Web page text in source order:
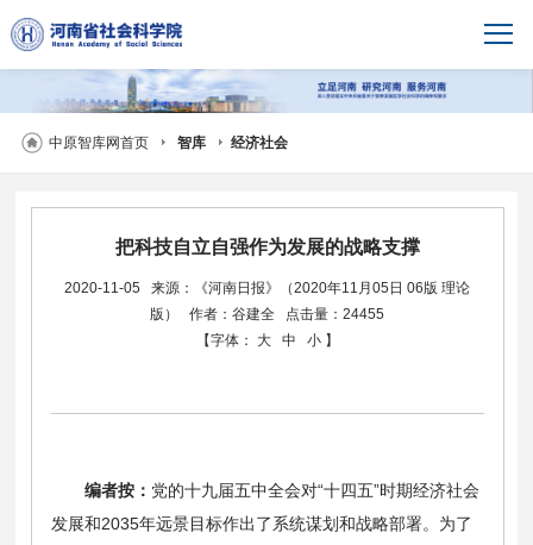
中原智库网首页 智库 经济社会
把科技自立自强作为发展的战略支撑
2020-11-05
来源：《河南日报》（2020年11月05日 06版 理论
版）
作者：谷建全
点击量：24455
【字体：
大 中 小 】
编者按： 党的十九届五中全会对“十四五”时期经济社会
发展和2035年远景目标作出了系统谋划和战略部署。为了